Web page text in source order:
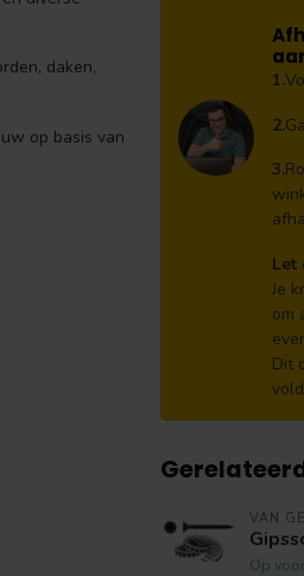
daken,
op basis van
1.
2.
3.
Let
Je
om
Dit
VAN
Op